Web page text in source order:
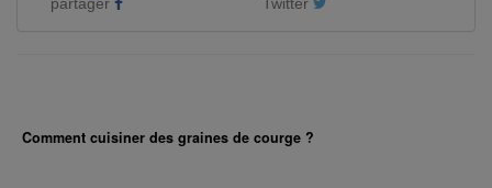
Comment cuisiner des graines de courge ?